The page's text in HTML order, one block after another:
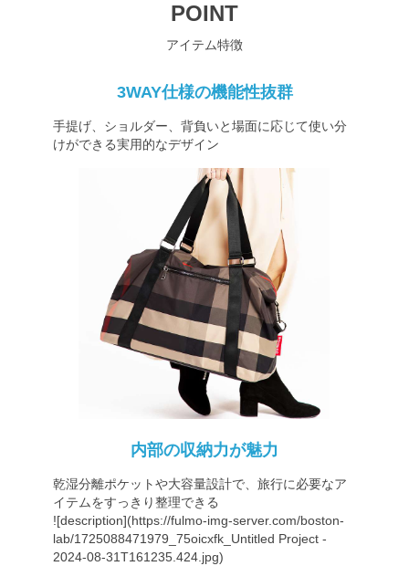
POINT
アイテム特徴
3WAY仕様の機能性抜群
手提げ、ショルダー、背負いと場面に応じて使い分
けができる実用的なデザイン
内部の収納力が魅力
乾湿分離ポケットや大容量設計で、旅行に必要なア
イテムをすっきり整理できる
![description](https://fulmo-img-server.com/boston-
lab/1725088471979_75oicxfk_Untitled Project -
2024-08-31T161235.424.jpg)